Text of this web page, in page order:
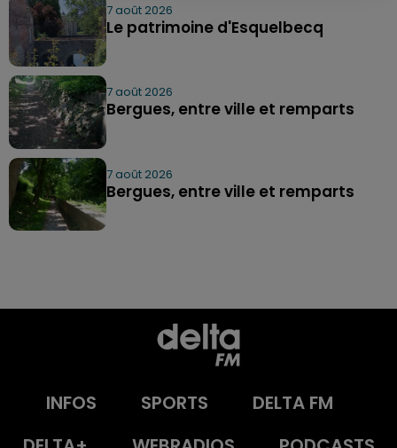
7 août 2026
Le patrimoine d'Esquelbecq
7 août 2026
Bergues, entre ville et remparts
7 août 2026
Bergues, entre ville et remparts
INFOS SPORTS
DELTA FM